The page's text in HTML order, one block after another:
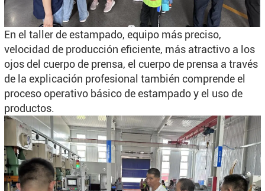
En el taller de estampado, equipo más preciso,
velocidad de producción eficiente, más atractivo a los
ojos del cuerpo de prensa, el cuerpo de prensa a través
de la explicación profesional también comprende el
proceso operativo básico de estampado y el uso de
productos.